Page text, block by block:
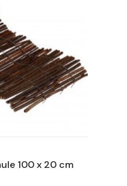
100 x 20 cm